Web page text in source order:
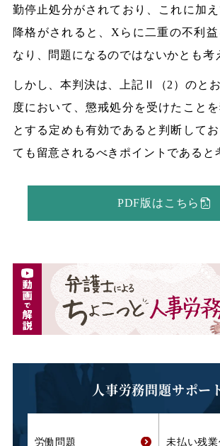
勤停止処分がされており、これに加
降格がされると、Xらに二重の不利
なり、問題になるのではないかとも考
しかし、本判決は、上記Ⅱ（2）のと
度において、懲戒処分を受けたこと
とする定めも有効であると判断して
ても留意されるべきポイントであると
PDF版はこちら
人事労務問題サポー
労働問題 未払い残業